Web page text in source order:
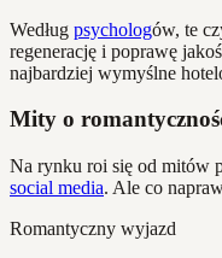
Według psychologów, te
regenerację i poprawę
najbardziej wymyślne
Mity o
Na rynku roi się od mitów
social media. Ale co
Romantyczny wyjazd